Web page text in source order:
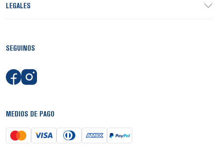
LEGALES
SEGUINOS
MEDIOS DE PAGO